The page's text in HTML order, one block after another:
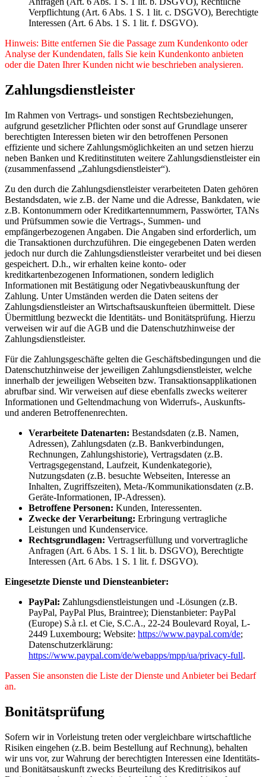
Verpflichtung (Art. 6 Abs. 1 S. 1 lit. c. DSGVO), Berechtigte
Interessen (Art. 6 Abs. 1 S. 1 lit. f. DSGVO).
Hinweis: Bitte entfernen Sie die Passage zum Kundenkonto oder
Analyse der Kundendaten, falls Sie kein Kundenkonto anbieten
oder die Daten Ihrer Kunden nicht wie beschrieben analysieren.
Zahlungsdienstleister
Im Rahmen von Vertrags- und sonstigen Rechtsbeziehungen,
aufgrund gesetzlicher Pflichten oder sonst auf Grundlage unserer
berechtigten Interessen bieten wir den betroffenen Personen
effiziente und sichere Zahlungsmöglichkeiten an und setzen hierzu
neben Banken und Kreditinstituten weitere Zahlungsdienstleister ein
(zusammenfassend „Zahlungsdienstleister“).
Zu den durch die Zahlungsdienstleister verarbeiteten Daten gehören
Bestandsdaten, wie z.B. der Name und die Adresse, Bankdaten, wie
z.B. Kontonummern oder Kreditkartennummern, Passwörter, TANs
und Prüfsummen sowie die Vertrags-, Summen- und
empfängerbezogenen Angaben. Die Angaben sind erforderlich, um
die Transaktionen durchzuführen. Die eingegebenen Daten werden
jedoch nur durch die Zahlungsdienstleister verarbeitet und bei diesen
gespeichert. D.h., wir erhalten keine konto- oder
kreditkartenbezogenen Informationen, sondern lediglich
Informationen mit Bestätigung oder Negativbeauskunftung der
Zahlung. Unter Umständen werden die Daten seitens der
Zahlungsdienstleister an Wirtschaftsauskunfteien übermittelt. Diese
Übermittlung bezweckt die Identitäts- und Bonitätsprüfung. Hierzu
verweisen wir auf die AGB und die Datenschutzhinweise der
Zahlungsdienstleister.
Für die Zahlungsgeschäfte gelten die Geschäftsbedingungen und die
Datenschutzhinweise der jeweiligen Zahlungsdienstleister, welche
innerhalb der jeweiligen Webseiten bzw. Transaktionsapplikationen
abrufbar sind. Wir verweisen auf diese ebenfalls zwecks weiterer
Informationen und Geltendmachung von Widerrufs-, Auskunfts-
und anderen Betroffenenrechten.
Verarbeitete Datenarten: Bestandsdaten (z.B. Namen,
Adressen), Zahlungsdaten (z.B. Bankverbindungen,
Rechnungen, Zahlungshistorie), Vertragsdaten (z.B.
Vertragsgegenstand, Laufzeit, Kundenkategorie),
Nutzungsdaten (z.B. besuchte Webseiten, Interesse an
Inhalten, Zugriffszeiten), Meta-/Kommunikationsdaten (z.B.
Geräte-Informationen, IP-Adressen).
Betroffene Personen: Kunden, Interessenten.
Zwecke der Verarbeitung: Erbringung vertragliche
Leistungen und Kundenservice.
Rechtsgrundlagen: Vertragserfüllung und vorvertragliche
Anfragen (Art. 6 Abs. 1 S. 1 lit. b. DSGVO), Berechtigte
Interessen (Art. 6 Abs. 1 S. 1 lit. f. DSGVO).
Eingesetzte Dienste und Diensteanbieter:
PayPal: Zahlungsdienstleistungen und -Lösungen (z.B.
PayPal, PayPal Plus, Braintree); Dienstanbieter: PayPal
(Europe) S.à r.l. et Cie, S.C.A., 22-24 Boulevard Royal, L-
2449 Luxembourg; Website: https://www.paypal.com/de;
Datenschutzerklärung:
https://www.paypal.com/de/webapps/mpp/ua/privacy-full.
Passen Sie ansonsten die Liste der Dienste und Anbieter bei Bedarf
an.
Bonitätsprüfung
Sofern wir in Vorleistung treten oder vergleichbare wirtschaftliche
Risiken eingehen (z.B. beim Bestellung auf Rechnung), behalten
wir uns vor, zur Wahrung der berechtigten Interessen eine Identitäts-
und Bonitätsauskunft zwecks Beurteilung des Kreditrisikos auf